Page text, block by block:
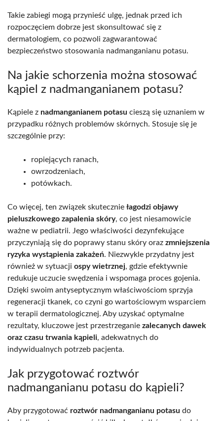
Takie zabiegi mogą przynieść ulgę, jednak przed ich
rozpoczęciem dobrze jest skonsultować się z
dermatologiem, co pozwoli zagwarantować
bezpieczeństwo stosowania nadmanganianu potasu.
Na jakie schorzenia można stosować
kąpiel z nadmanganianem potasu?
Kąpiele z nadmanganianem potasu cieszą się uznaniem w
przypadku różnych problemów skórnych. Stosuje się je
szczególnie przy:
ropiejących ranach,
owrzodzeniach,
potówkach.
Co więcej, ten związek skutecznie łagodzi objawy
pieluszkowego zapalenia skóry, co jest niesamowicie
ważne w pediatrii. Jego właściwości dezynfekujące
przyczyniają się do poprawy stanu skóry oraz zmniejszenia
ryzyka wystąpienia zakażeń. Niezwykle przydatny jest
również w sytuacji ospy wietrznej, gdzie efektywnie
redukuje uczucie swędzenia i wspomaga proces gojenia.
Dzięki swoim antyseptycznym właściwościom sprzyja
regeneracji tkanek, co czyni go wartościowym wsparciem
w terapii dermatologicznej. Aby uzyskać optymalne
rezultaty, kluczowe jest przestrzeganie zalecanych dawek
oraz czasu trwania kąpieli, adekwatnych do
indywidualnych potrzeb pacjenta.
Jak przygotować roztwór
nadmanganianu potasu do kąpieli?
Aby przygotować roztwór nadmanganianu potasu do